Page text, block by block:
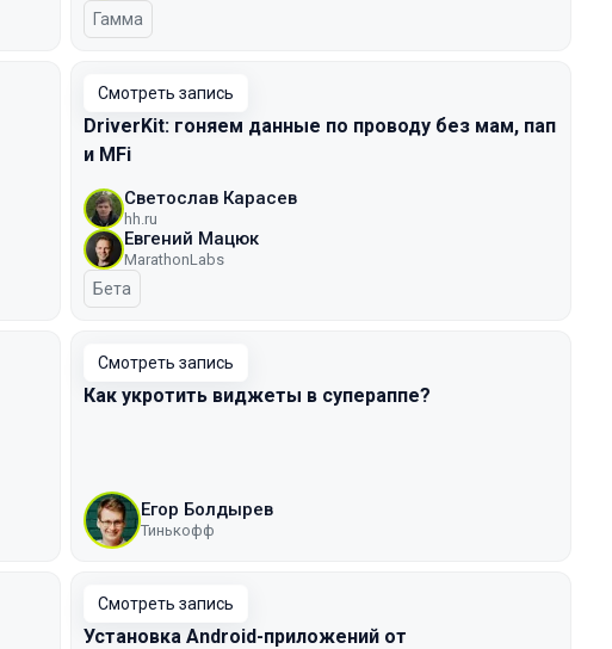
Гамма
Смотреть запись
DriverKit: гоняем данные по проводу без мам, пап
и MFi
Светослав Карасев
hh.ru
Евгений Мацюк
MarathonLabs
Бета
Смотреть запись
Как укротить виджеты в супераппе?
Егор Болдырев
Тинькофф
Смотреть запись
Установка Android-приложений от